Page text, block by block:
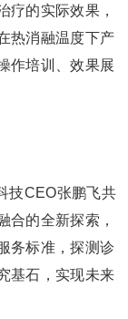
疗的实际效果，
热消融温度下产
作培训、效果展
技CEO张鹏飞共
合的全新探索，
务标准，探测诊
基石，实现未来